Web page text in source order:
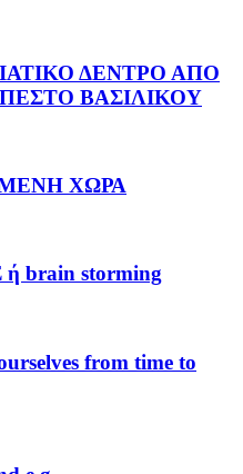
ΔΕΝΤΡΟ ΑΠΟ
ΒΑΣΙΛΙΚΟΥ
ΧΩΡΑ
brain storming
from time to